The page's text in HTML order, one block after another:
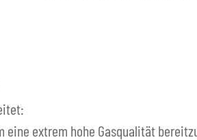
extrem hohe Gasqualität